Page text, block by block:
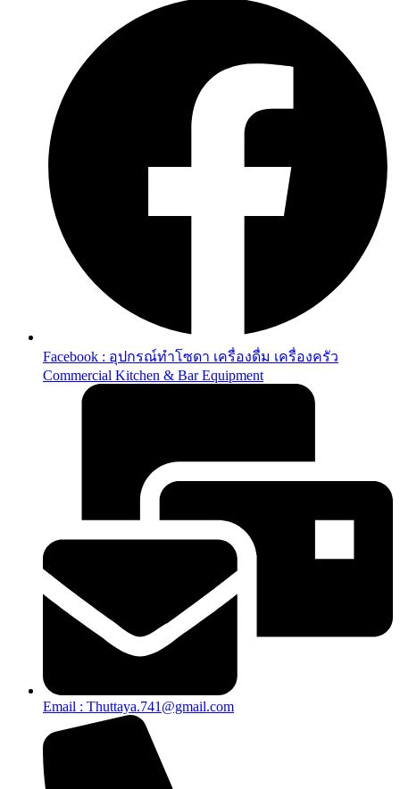
Facebook : อุปกรณ์ทำโซดา เครื่องดื่ม เครื่องครัว
Commercial Kitchen & Bar Equipment
Email : Thuttaya.741@gmail.com